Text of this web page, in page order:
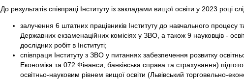
До результатів співпраці Інституту із закладами вищої освіти у 2023 році
залучення 6 штатних працівників Інституту до навчального процесу
Державних екзаменаційних комісіях у ЗВО, а також 9 науковців -
дослідних робіт в Інституті;
співпраця Інституту з ЗВО у питаннях забезпечення розвитку
Економіка та 072 Фінанси, банківська справа та страхування)
освітньо-науковим рівнем вищої освіти (Львівський торговельно-